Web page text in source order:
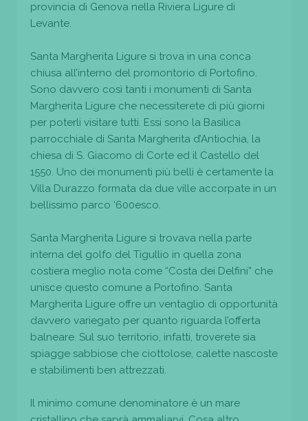
provincia di Genova nella Riviera Ligure di
Levante.
Santa Margherita Ligure si trova in una conca
chiusa all’interno del promontorio di Portofino.
Sono davvero così tanti i monumenti di Santa
Margherita Ligure che necessiterete di più giorni
per poterli visitare tutti. Essi sono la Basilica
parrocchiale di Santa Margherita d’Antiochia, la
chiesa di S. Giacomo di Corte ed il Castello del
1550. Uno dei monumenti più belli è certamente la
Villa Durazzo formata da due ville accorpate in un
bellissimo parco ‘600esco.
Santa Margherita Ligure si trovava nella parte
interna del golfo del Tigullio in quella zona
costiera meglio nota come “Costa dei Delfini” che
unisce questo comune a Portofino. Santa
Margherita Ligure offre un ventaglio di opportunità
davvero variegato per quanto riguarda l’offerta
balneare. Sul suo territorio, infatti, troverete sia
spiagge sabbiose che ciottolose, calette nascoste
e stabilimenti ben attrezzati.
Il minimo comune denominatore è un mare